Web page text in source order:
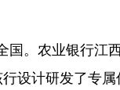
。农业银行江
行设计研发了